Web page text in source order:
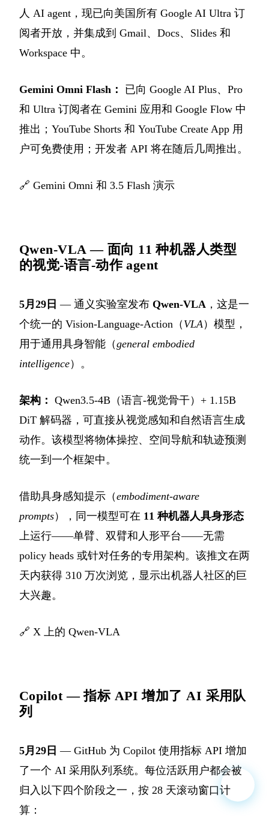
人 AI agent，现已向美国所有 Google AI Ultra 订
阅者开放，并集成到 Gmail、Docs、Slides 和
Workspace 中。
Gemini Omni Flash：
已向 Google AI Plus、Pro
和 Ultra 订阅者在 Gemini 应用和 Google Flow 中
推出；YouTube Shorts 和 YouTube Create App 用
户可免费使用；开发者 API 将在随后几周推出。
🔗 Gemini Omni 和 3.5 Flash 演示
Qwen-VLA — 面向 11 种机器人类型
的视觉-语言-动作 agent
5月29日 — 通义实验室发布 Qwen-VLA ，这是一
个统一的 Vision-Language-Action（ VLA ）模型，
用于通用具身智能（general embodied
intelligence）。
架构： Qwen3.5-4B（语言-视觉骨干）+ 1.15B
DiT 解码器，可直接从视觉感知和自然语言生成
动作。该模型将物体操控、空间导航和轨迹预测
统一到一个框架中。
借助具身感知提示（embodiment-aware
prompts），同一模型可在 11 种机器人具身形态
上运行——单臂、双臂和人形平台——无需
policy heads 或针对任务的专用架构。该推文在两
天内获得 310 万次浏览，显示出机器人社区的巨
大兴趣。
🔗 X 上的 Qwen-VLA
Copilot — 指标 API 增加了 AI 采用队
列
5月29日 — GitHub 为 Copilot 使用指标 API 增加
了一个 AI 采用队列系统。每位活跃用户都会被
归入以下四个阶段之一，按 28 天滚动窗口计
算：